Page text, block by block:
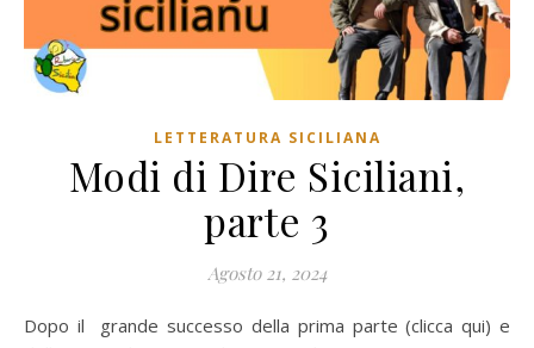
LETTERATURA SICILIANA
Modi di Dire Siciliani,
parte 3
Agosto 21, 2024
Dopo il grande successo della prima parte (clicca qui) e